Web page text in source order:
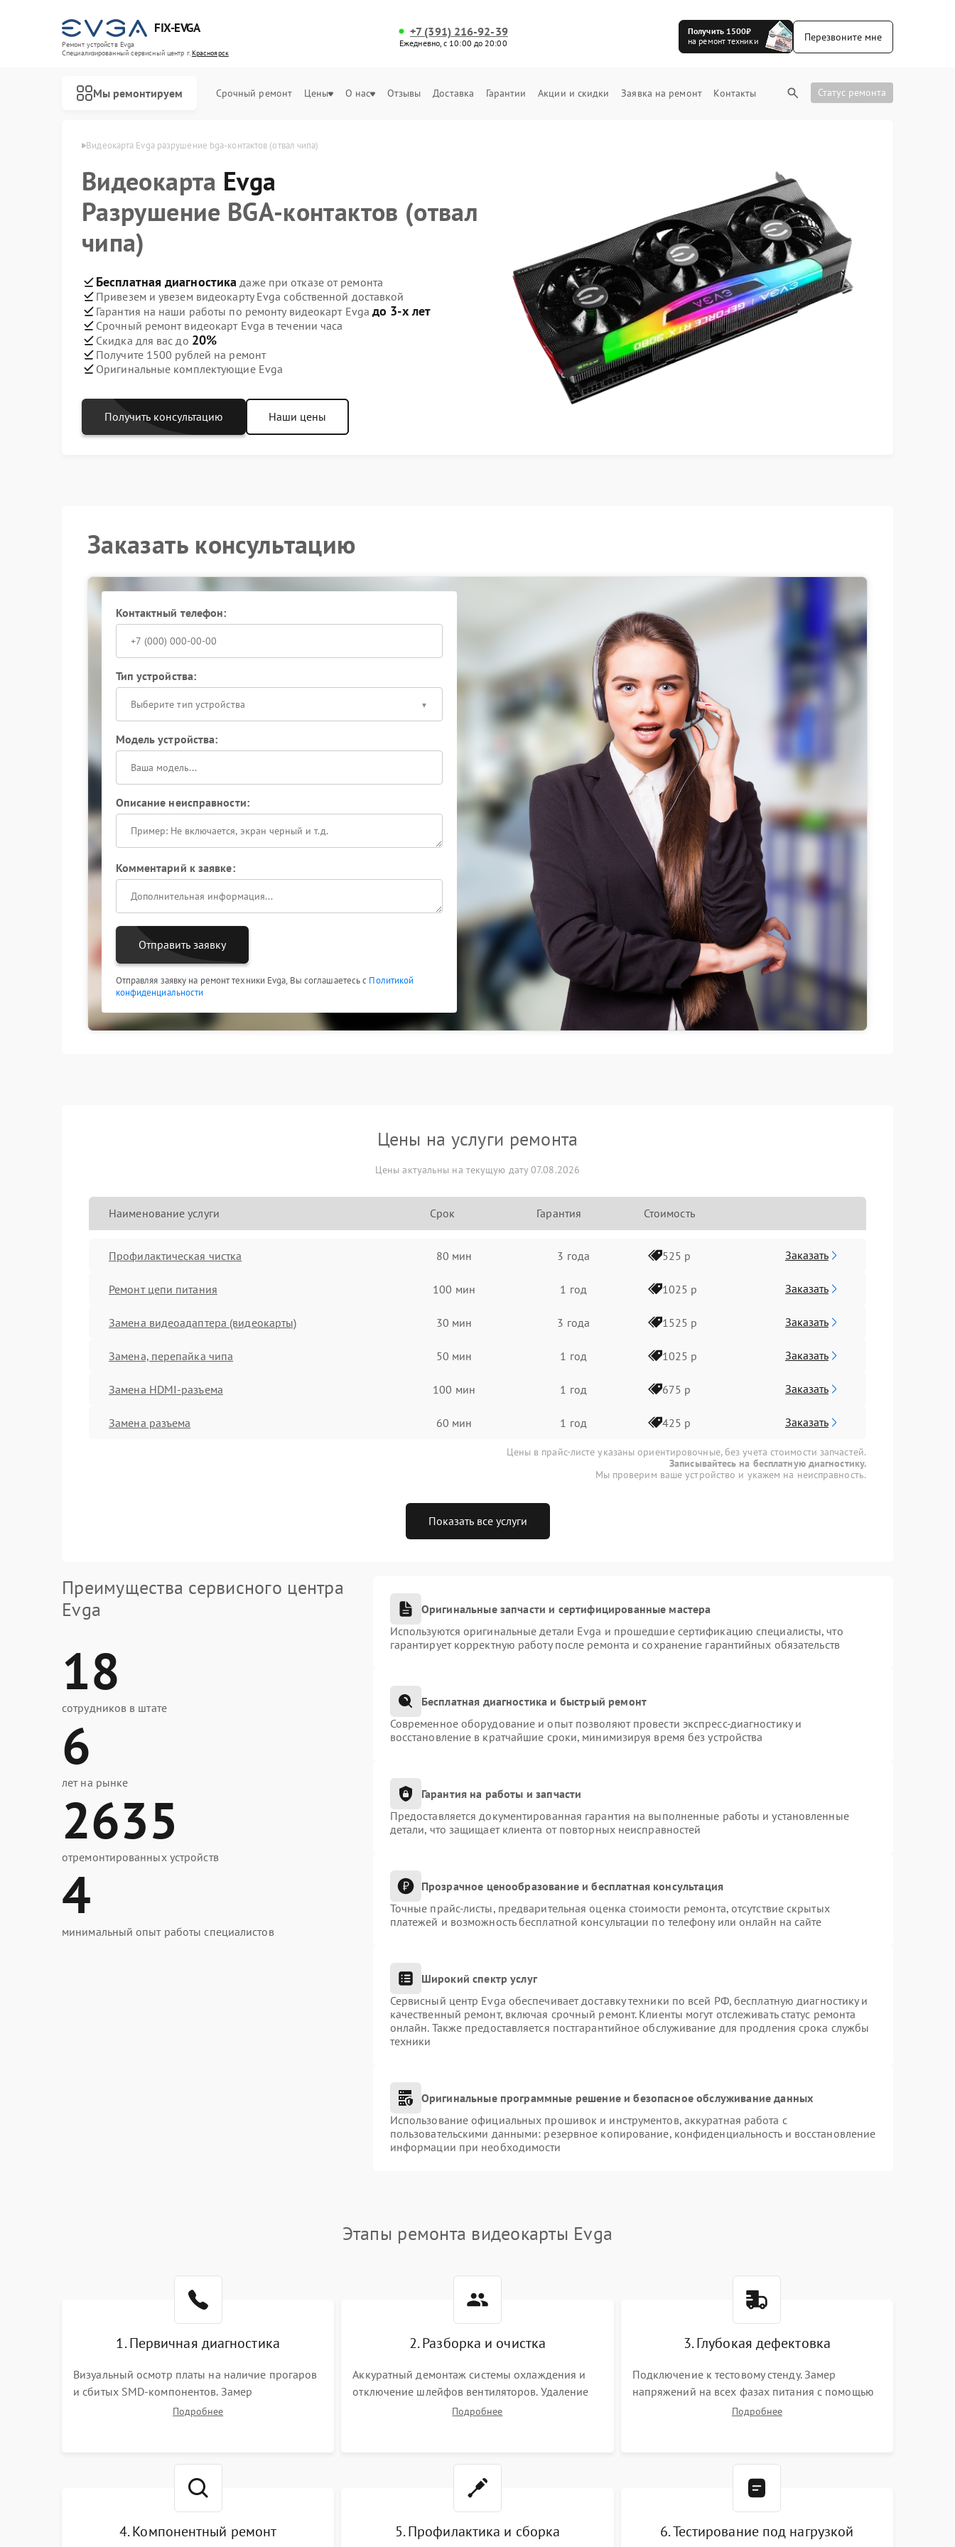
FIX-EVGA
Ремонт устройств Evga
Специализированный cервисный центр г.Красноярск
+7 (391) 216-92-39
Ежедневно, с 10:00 до 20:00
Получить 1500₽
на ремонт техники
Перезвоните мне
Мы ремонтируем Срочный ремонт Цены О нас Отзывы Доставка Гарантии Акции и скидки Заявка на ремонт Контакты Статус ремонта
в Красноярске Видеокарта Evga разрушение bga‑контактов (отвал чипа)
Видеокарта Evga
Разрушение BGA‑контактов (отвал
чипа)
Бесплатная диагностика даже при отказе от ремонта
Привезем и увезем видеокарту Evga собственной доставкой
Гарантия на наши работы по ремонту видеокарт Evga до 3-х лет
Срочный ремонт видеокарт Evga в течении часа
Скидка для вас до 20%
Получите 1500 рублей на ремонт
Оригинальные комплектующие Evga
Получить консультацию Наши цены
Заказать консультацию
Контактный телефон:
Тип устройства:
Выберите тип устройства
Модель устройства:
Описание неисправности:
Комментарий к заявке:
Отправить заявку
Отправляя заявку на ремонт техники Evga, Вы соглашаетесь с Политикой
конфиденциальности
Цены на услуги ремонта
Цены актуальны на текущую дату 07.08.2026
Наименование услуги Срок Гарантия Стоимость
Профилактическая чистка 80 мин 3 года 525 р Заказать
Ремонт цепи питания 100 мин 1 год 1025 р Заказать
Замена видеоадаптера (видеокарты) 30 мин 3 года 1525 р Заказать
Замена, перепайка чипа 50 мин 1 год 1025 р Заказать
Замена HDMI-разъема 100 мин 1 год 675 р Заказать
Замена разъема 60 мин 1 год 425 р Заказать
Цены в прайс-листе указаны ориентировочные, без учета стоимости запчастей.
Записывайтесь на бесплатную диагностику.
Мы проверим ваше устройство и укажем на неисправность.
Показать все услуги
Преимущества сервисного центра
Evga
18
сотрудников в штате
6
лет на рынке
2635
отремонтированных устройств
4
минимальный опыт работы специалистов
Оригинальные запчасти и сертифицированные мастера
Используются оригинальные детали Evga и прошедшие сертификацию специалисты, что
гарантирует корректную работу после ремонта и сохранение гарантийных обязательств
Бесплатная диагностика и быстрый ремонт
Современное оборудование и опыт позволяют провести экспресс-диагностику и
восстановление в кратчайшие сроки, минимизируя время без устройства
Гарантия на работы и запчасти
Предоставляется документированная гарантия на выполненные работы и установленные
детали, что защищает клиента от повторных неисправностей
Прозрачное ценообразование и бесплатная консультация
Точные прайс-листы, предварительная оценка стоимости ремонта, отсутствие скрытых
платежей и возможность бесплатной консультации по телефону или онлайн на сайте
Широкий спектр услуг
Сервисный центр Evga обеспечивает доставку техники по всей РФ, бесплатную диагностику и
качественный ремонт, включая срочный ремонт. Клиенты могут отслеживать статус ремонта
онлайн. Также предоставляется постгарантийное обслуживание для продления срока службы
техники
Оригинальные программные решение и безопасное обслуживание данных
Использование официальных прошивок и инструментов, аккуратная работа с
пользовательскими данными: резервное копирование, конфиденциальность и восстановление
информации при необходимости
Этапы ремонта видеокарты Evga
1. Первичная диагностика
Визуальный осмотр платы на наличие прогаров
и сбитых SMD-компонентов. Замер
сопротивлений на линиях питания PCI-E и
Подробнее
2. Разборка и очистка
Аккуратный демонтаж системы охлаждения и
отключение шлейфов вентиляторов. Удаление
старой термопасты с кристалла графического
Подробнее
3. Глубокая дефектовка
Подключение к тестовому стенду. Замер
напряжений на всех фазах питания с помощью
осциллографа. Проверка инициализации.
Подробнее
4. Компонентный ремонт 5. Профилактика и сборка 6. Тестирование под нагрузкой